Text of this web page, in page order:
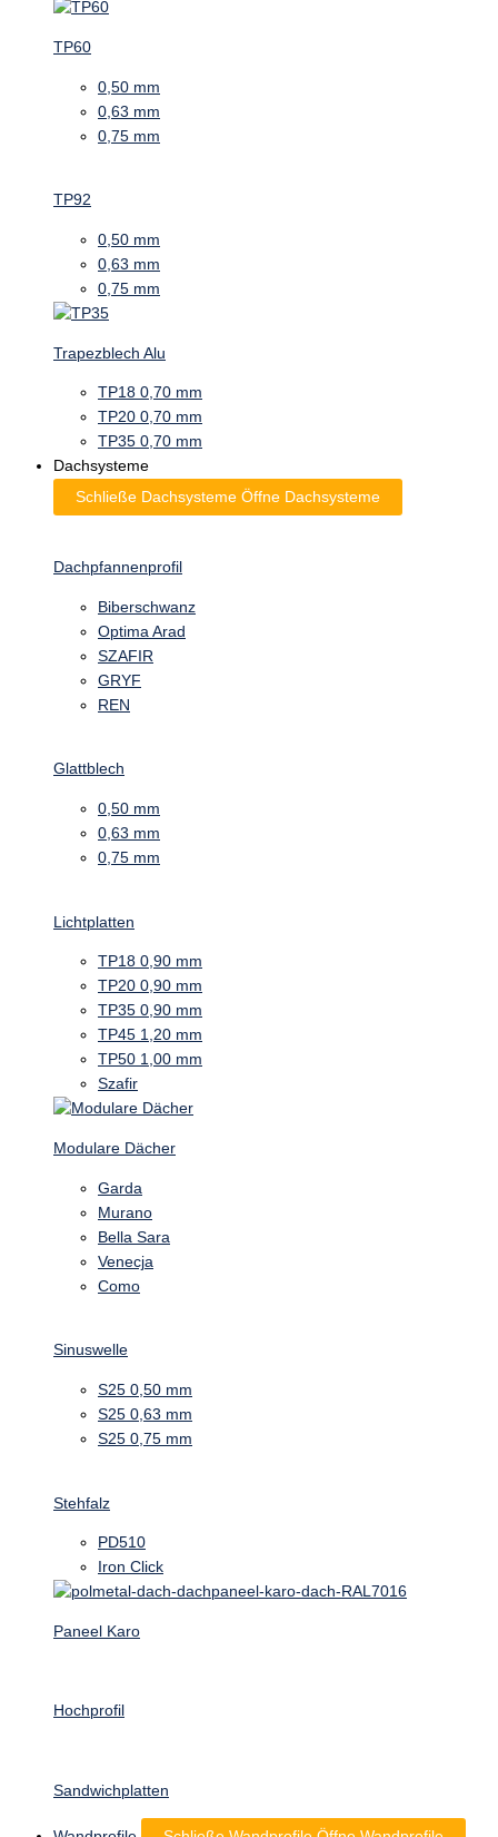
TP60
0,50 mm
0,63 mm
0,75 mm
TP92
0,50 mm
0,63 mm
0,75 mm
Trapezblech Alu
TP18 0,70 mm
TP20 0,70 mm
TP35 0,70 mm
Dachsysteme
Schließe Dachsysteme Öffne Dachsysteme
Dachpfannenprofil
Biberschwanz
Optima Arad
SZAFIR
GRYF
REN
Glattblech
0,50 mm
0,63 mm
0,75 mm
Lichtplatten
TP18 0,90 mm
TP20 0,90 mm
TP35 0,90 mm
TP45 1,20 mm
TP50 1,00 mm
Szafir
Modulare Dächer
Garda
Murano
Bella Sara
Venecja
Como
Sinuswelle
S25 0,50 mm
S25 0,63 mm
S25 0,75 mm
Stehfalz
PD510
Iron Click
Paneel Karo
Hochprofil
Sandwichplatten